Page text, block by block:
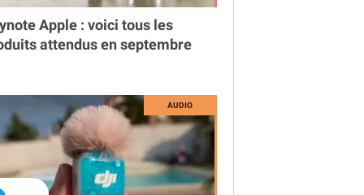
Apple : voici tous les
attendus en septembre